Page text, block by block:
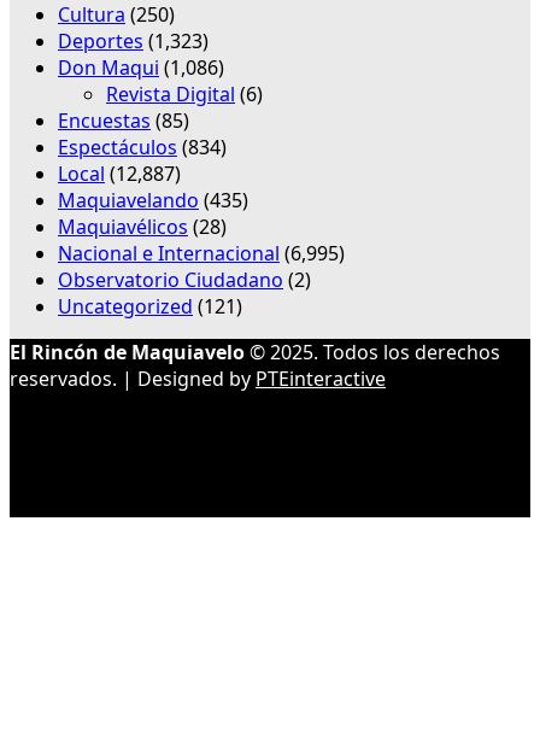
Cultura (250)
Deportes (1,323)
Don Maqui (1,086)
Revista Digital (6)
Encuestas (85)
Espectáculos (834)
Local (12,887)
Maquiavelando (435)
Maquiavélicos (28)
Nacional e Internacional (6,995)
Observatorio Ciudadano (2)
Uncategorized (121)
El Rincón de Maquiavelo© 2025. Todos los derechos
reservados. | Designed by PTEinteractive